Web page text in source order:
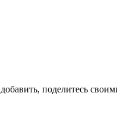
поделитесь